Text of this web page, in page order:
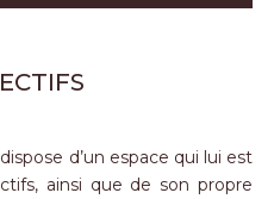
d’un espace qui lui est
ainsi que de son propre